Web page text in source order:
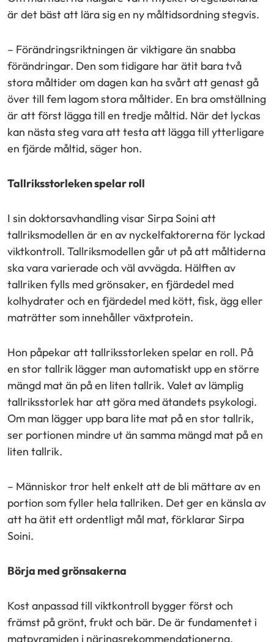
är det bäst att lära sig en ny måltidsordning stegvis.
– Förändringsriktningen är viktigare än snabba
förändringar. Den som tidigare har ätit bara två
stora måltider om dagen kan ha svårt att genast gå
över till fem lagom stora måltider. En bra omställning
är att först lägga till en tredje måltid. När det lyckas
kan nästa steg vara att testa att lägga till ytterligare
en fjärde måltid, säger hon.
Tallriksstorleken spelar roll
I sin doktorsavhandling visar Sirpa Soini att
tallriksmodellen är en av nyckelfaktorerna för lyckad
viktkontroll. Tallriksmodellen går ut på att måltiderna
ska vara varierade och väl avvägda. Hälften av
tallriken fylls med grönsaker, en fjärdedel med
kolhydrater och en fjärdedel med kött, fisk, ägg eller
maträtter som innehåller växtprotein.
Hon påpekar att tallriksstorleken spelar en roll. På
en stor tallrik lägger man automatiskt upp en större
mängd mat än på en liten tallrik. Valet av lämplig
tallriksstorlek har att göra med ätandets psykologi.
Om man lägger upp bara lite mat på en stor tallrik,
ser portionen mindre ut än samma mängd mat på en
liten tallrik.
– Människor tror helt enkelt att de bli mättare av en
portion som fyller hela tallriken. Det ger en känsla av
att ha ätit ett ordentligt mål mat, förklarar Sirpa
Soini.
Börja med grönsakerna
Kost anpassad till viktkontroll bygger först och
främst på grönt, frukt och bär. De är fundamentet i
matpyramiden i näringsrekommendationerna.